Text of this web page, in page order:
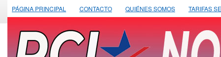
PÁGINA PRINCIPAL CONTACTO QUIÉNES SOMOS TARIFAS